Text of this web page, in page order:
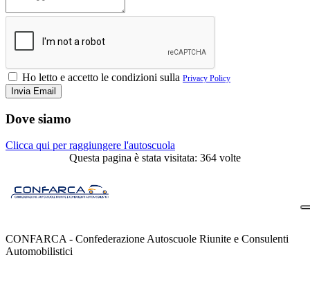
Ho letto e accetto le condizioni sulla Privacy Policy
Dove siamo
Clicca qui per raggiungere l'autoscuola
Questa pagina è stata visitata: 364 volte
CONFARCA - Confederazione Autoscuole Riunite e Consulenti
Automobilistici